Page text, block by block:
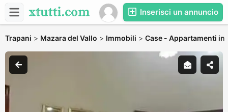
Inserisci un annuncio
Trapani > Mazara del Vallo > Immobili > Case - Appartamenti in